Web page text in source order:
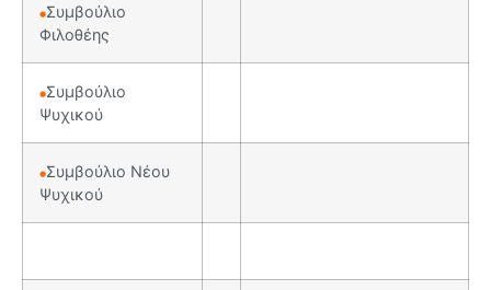
Συμβούλιο
Φιλοθέης
Συμβούλιο
Ψυχικού
Συμβούλιο Νέου
Ψυχικού